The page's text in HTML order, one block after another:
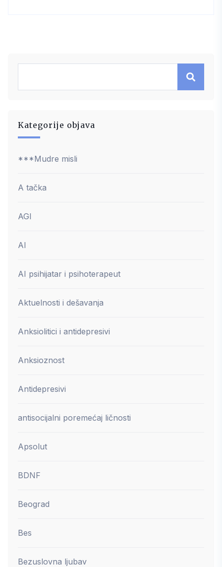
Kategorije objava
***Mudre misli
A tačka
AGI
AI
AI psihijatar i psihoterapeut
Aktuelnosti i dešavanja
Anksiolitici i antidepresivi
Anksioznost
Antidepresivi
antisocijalni poremećaj ličnosti
Apsolut
BDNF
Beograd
Bes
Bezuslovna ljubav